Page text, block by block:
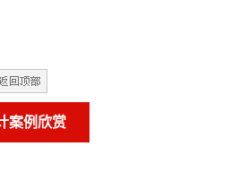
案例欣赏